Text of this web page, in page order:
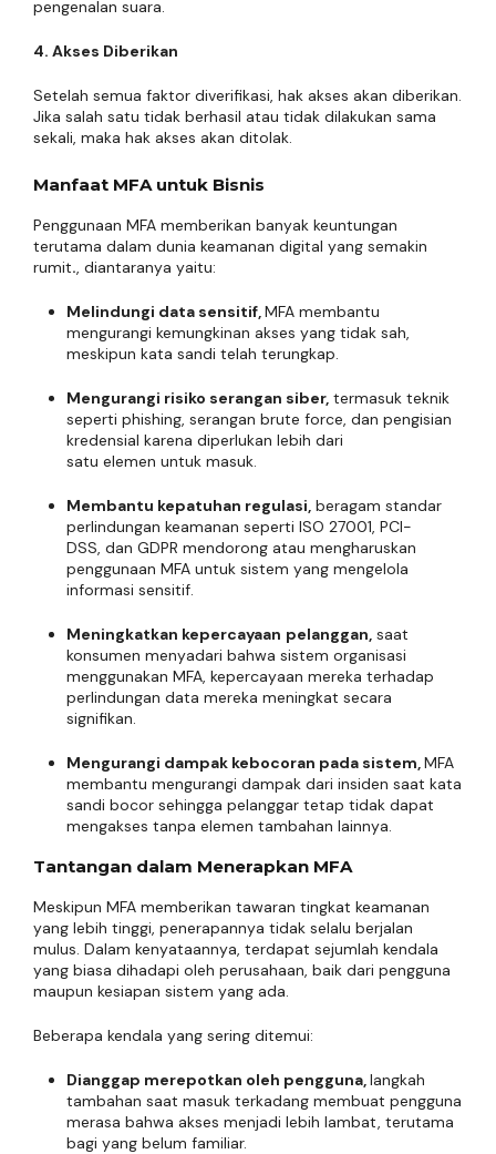
pengenalan suara.
4. Akses Diberikan
Setelah semua faktor diverifikasi, hak akses akan diberikan.
Jika salah satu tidak berhasil atau tidak dilakukan sama
sekali, maka hak akses akan ditolak.
Manfaat MFA untuk Bisnis
Penggunaan MFA memberikan banyak keuntungan
terutama dalam dunia keamanan digital yang semakin
rumit., diantaranya yaitu:
Melindungi data sensitif,MFA membantu
mengurangi kemungkinan akses yang tidak sah,
meskipun kata sandi telah terungkap.
Mengurangi risiko serangan siber, termasuk teknik
seperti phishing, serangan brute force, dan pengisian
kredensial karena diperlukan lebih dari
satu elemen untuk masuk.
Membantu kepatuhan regulasi, beragam standar
perlindungan keamanan seperti ISO 27001, PCI-
DSS, dan GDPR mendorong atau mengharuskan
penggunaan MFA untuk sistem yang mengelola
informasi sensitif.
Meningkatkan kepercayaan pelanggan, saat
konsumen menyadari bahwa sistem organisasi
menggunakan MFA, kepercayaan mereka terhadap
perlindungan data mereka meningkat secara
signifikan.
Mengurangi dampak kebocoran pada sistem,MFA
membantu mengurangi dampak dari insiden saat kata
sandi bocor sehingga pelanggar tetap tidak dapat
mengakses tanpa elemen tambahan lainnya.
Tantangan dalam Menerapkan MFA
Meskipun MFA memberikan tawaran tingkat keamanan
yang lebih tinggi, penerapannya tidak selalu berjalan
mulus. Dalam kenyataannya, terdapat sejumlah kendala
yang biasa dihadapi oleh perusahaan, baik dari pengguna
maupun kesiapan sistem yang ada.
Beberapa kendala yang sering ditemui:
Dianggap merepotkan oleh pengguna,langkah
tambahan saat masuk terkadang membuat pengguna
merasa bahwa akses menjadi lebih lambat, terutama
bagi yang belum familiar.